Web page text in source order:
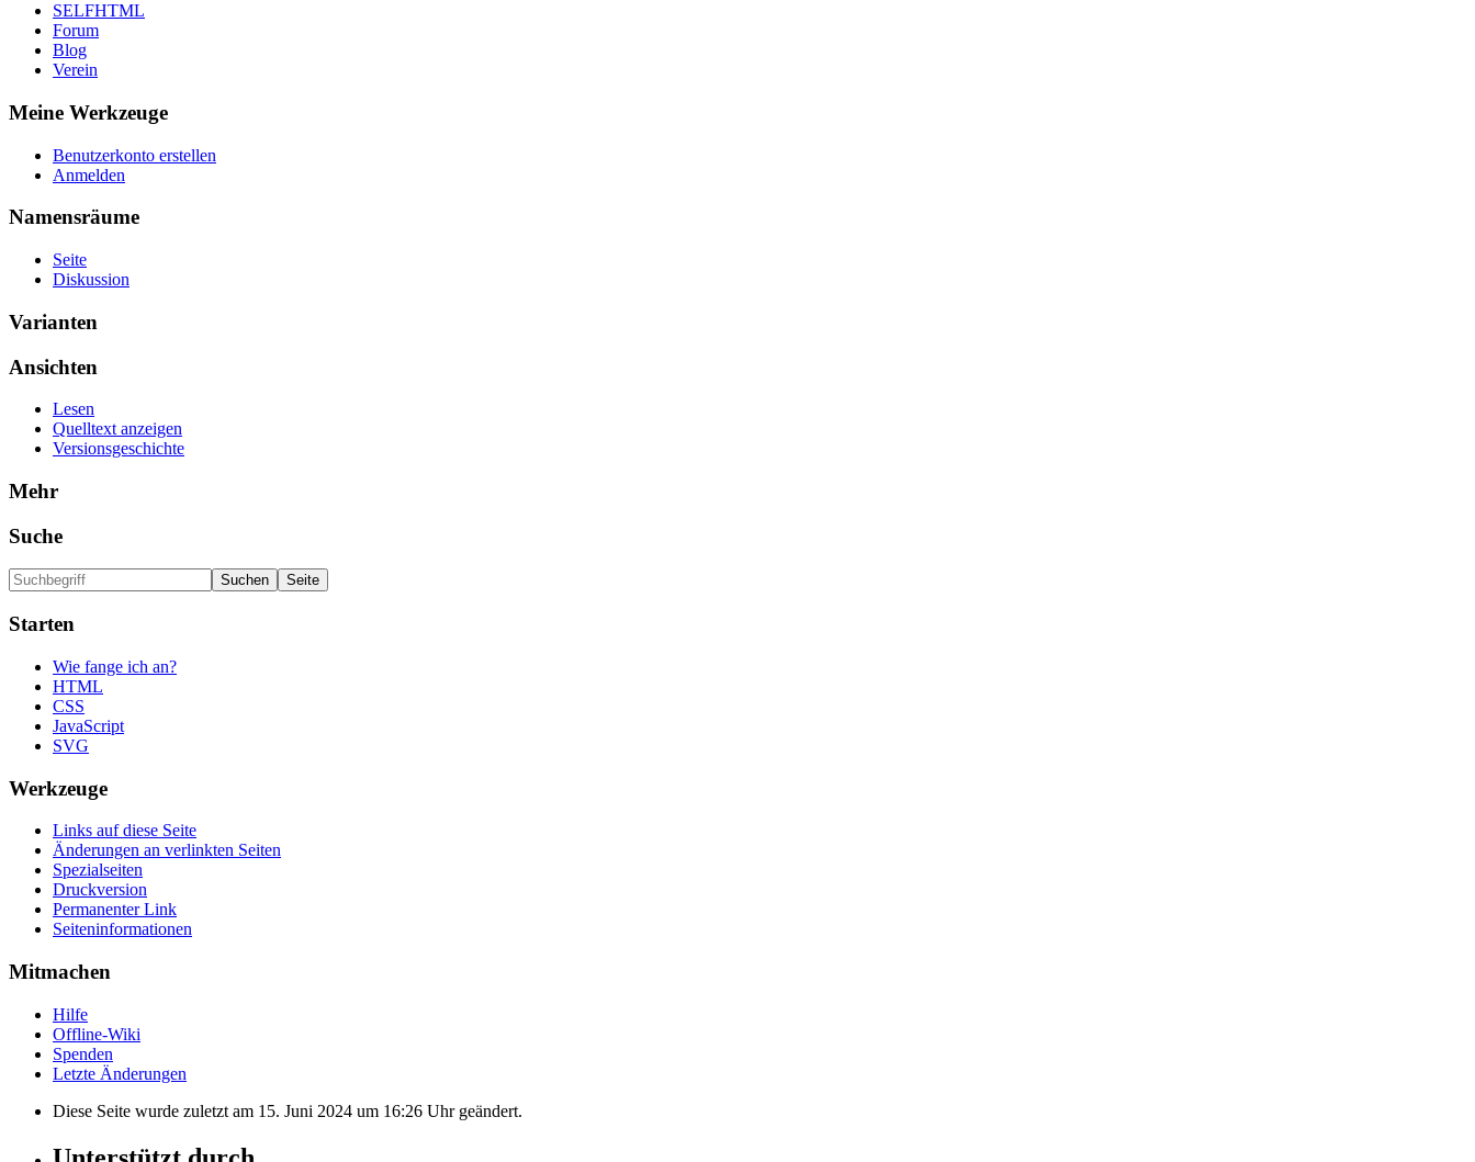
SELFHTML
Forum
Blog
Verein
Meine Werkzeuge
Benutzerkonto erstellen
Anmelden
Namensräume
Seite
Diskussion
Varianten
Ansichten
Lesen
Quelltext anzeigen
Versionsgeschichte
Mehr
Suche
Starten
Wie fange ich an?
HTML
CSS
JavaScript
SVG
Werkzeuge
Links auf diese Seite
Änderungen an verlinkten Seiten
Spezialseiten
Druckversion
Permanenter Link
Seiten­informationen
Mitmachen
Hilfe
Offline-Wiki
Spenden
Letzte Änderungen
Diese Seite wurde zuletzt am 15. Juni 2024 um 16:26 Uhr geändert.